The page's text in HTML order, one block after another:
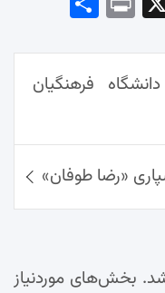
فرهنگیان
«رضا طوفان»
بخش‌های موردنیاز